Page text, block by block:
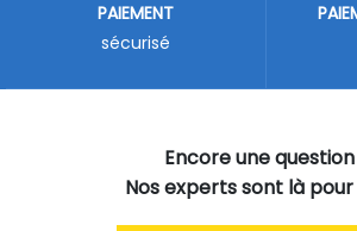
Encore une
Nos experts sont là pour
PAIEMENT
sécurisé